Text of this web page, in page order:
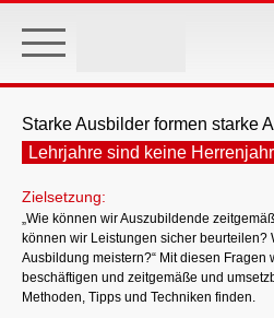
main
Starke Ausbilder formen starke
Lehrjahre sind keine
Zielsetzung:
„Wie können wir Auszubildende
können wir Leistungen sicher
Ausbildung meistern?“ Mit diesen Fragen
beschäftigen und zeitgemäße und
Methoden, Tipps und Techniken finden.